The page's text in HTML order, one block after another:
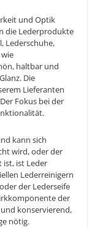
und Optik
die Lederprodukte
Lederschuhe,
haltbar und
Die
Lieferanten
Fokus bei der
kann sich
wird, oder der
ist, ist Leder
Lederreinigern
der Lederseife
der
konservierend,
nötig.